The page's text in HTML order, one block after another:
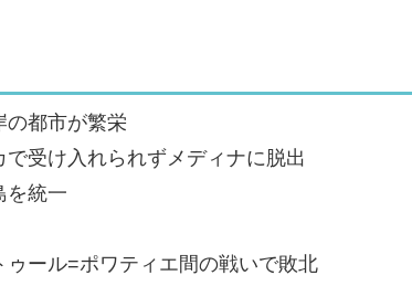
の都市が繁栄
受け入れられずメディナに脱出
を統一
ゥール=ポワティエ間の戦いで敗北